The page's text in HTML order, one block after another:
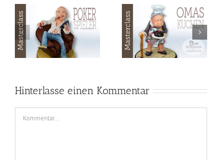
Masterclass
Modellieren mit
Fondant – Omas
Kuchen
Masterclass
Modellieren – Pool
Time
Hinterlasse einen Kommentar
Kommentar